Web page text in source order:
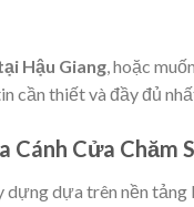
Hậu Giang, hoặc
cần thiết và đầy đủ
Cánh Cửa Chăm
dựa trên nền